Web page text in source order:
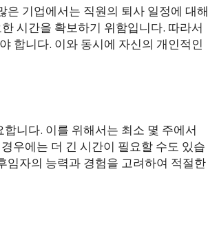
기업에서는 직원의 퇴사 일정에 대해
시간을 확보하기 위함입니다. 따라서
합니다. 이와 동시에 자신의 개인적인
니다. 이를 위해서는 최소 몇 주에서
우에는 더 긴 시간이 필요할 수도 있습
임자의 능력과 경험을 고려하여 적절한